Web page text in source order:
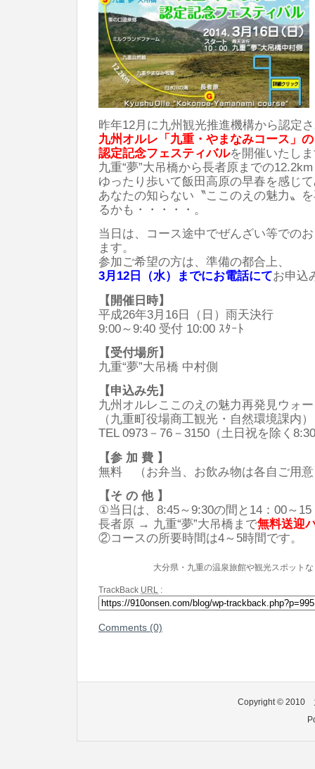
昨年12月に九州観光推進機構から認定
九州オルレ「九重・やまなみコース」の
認定記念フェスティバルを開催いたし
九重“夢”大吊橋から長者原までの
ゆったり歩いて飯田高原の早春を感じ
あなたの知らない〝ここのえの魅力〟
るかも・・・・・。
当日は、コース途中でぜんざい等での
ます。
参加ご希望の方は、準備の都合上、
3月12日（水）までにお電話にてお申込
【開催日時】
平成26年3月16日（日）雨天決行
9:00～9:40 受付 10:00 ｽﾀｰﾄ
【受付場所】
九重“夢”大吊橋 中村側
【申込み先】
九州オルレここのえの魅力再発見ウォ
（九重町役場商工観光・自然環境課内）
TEL 0973－76－3150（土日祝を除く
【参 加 費 】
無料 （お弁当、お飲み物は各自ご用
【そ の 他 】
①当日は、8:45～9:30の間と14：00～15
長者原 → 九重“夢”大吊橋まで無料送迎
②コースの所要時間は4～5時間です。
大分県・九重の温泉旅館や観光スポット
TrackBack URL :
Comments (0)
Copyright © 2010